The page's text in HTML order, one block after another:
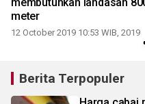
membutuhkan landasan
meter
12 October 2019 10:53 WIB, 2019
Berita Terpopuler